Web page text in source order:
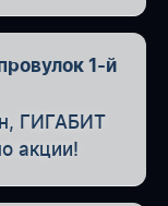
1-й
ГИГАБИТ
акции!